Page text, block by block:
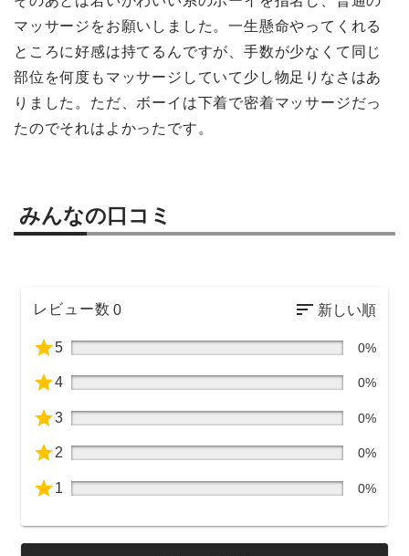
マッサージをお願いしました。一生懸命やってくれる
ところに好感は持てるんですが、手数が少なくて同じ
部位を何度もマッサージしていて少し物足りなさはあ
りました。ただ、ボーイは下着で密着マッサージだっ
たのでそれはよかったです。
みんなの口コミ
レビュー数 0
5 0%
4 0%
3 0%
2 0%
1 0%